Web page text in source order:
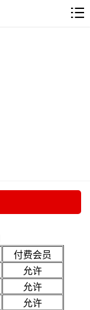
付费会员
允许
允许
允许